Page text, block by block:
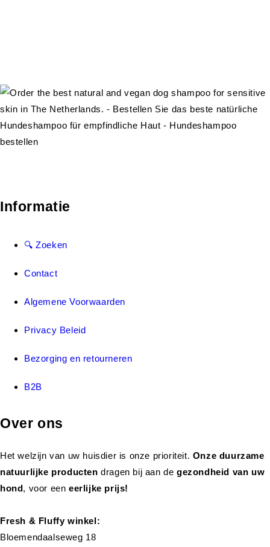
Informatie
🔍 Zoeken
Contact
Algemene Voorwaarden
Privacy Beleid
Bezorging en retourneren
B2B
Over ons
Het welzijn van uw huisdier is onze prioriteit. Onze duurzame
natuurlijke productendragen bij aan de gezondheid van uw
hond, voor eeneerlijke prijs!
Fresh & Fluffy winkel:
Bloemendaalseweg 18